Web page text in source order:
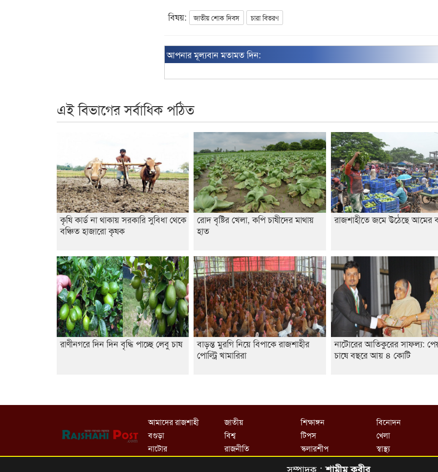
বিষয়: জাতীয় শোক দিবস চারা বিতরণ
আপনার মূল্যবান মতামত দিন:
এই বিভাগের সর্বাধিক পঠিত
কৃষি কার্ড না থাকায় সরকারি সুবিধা থেকে
বঞ্চিত হাজারো কৃষক
রোদ বৃষ্টির খেলা, কপি চাষীদের মাথায়
হাত
রাজশাহীতে জমে উঠেছে আমের
রাণীনগরে দিন দিন বৃদ্ধি পাচ্ছে লেবু চাষ
বাড়ন্ত মুরগি নিয়ে বিপাকে রাজশাহীর
পোল্ট্রি খামারিরা
নাটোরের আতিকুরের সাফল্য:
চাষে বছরে আয় ৪ কোটি
আমাদের রাজশাহী
বগুড়া
নাটোর
জাতীয়
বিশ্ব
রাজনীতি
শিক্ষাঙ্গন
টিপস
স্কলারশীপ
বিনোদন
খেলা
স্বাস্থ্য
সম্পাদক : শামীম কবীর